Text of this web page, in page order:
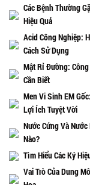
Các Bệnh Thường
Hiệu Quả
Acid Công Nghiệp:
Cách Sử Dụng
Mật Rỉ Đường:
Cần Biết
Men Vi Sinh EM
Lợi Ích Tuyệt Vời
Nước Cứng Và
Nào?
Tìm Hiểu Các Ký
Vai Trò Của Dung